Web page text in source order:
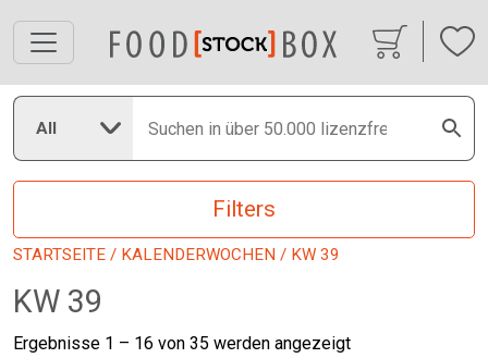
All
Filters
STARTSEITE / KALENDERWOCHEN / KW 39
KW 39
Ergebnisse 1 – 16 von 35 werden angezeigtNach